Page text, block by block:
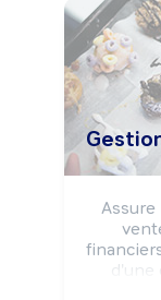
Assure